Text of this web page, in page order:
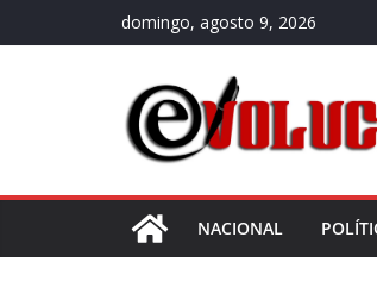
al
domingo, agosto 9, 2026
NACIONAL